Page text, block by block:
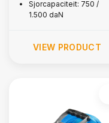
Sjorcapaciteit: 750 /
1.500 daN
VIEW PRODUCT